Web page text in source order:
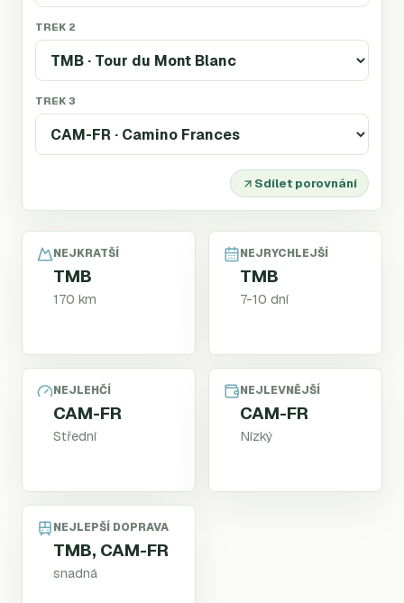
TREK 2
TREK 3
Sdílet porovnání
NEJKRATŠÍ
TMB
170 km
NEJRYCHLEJŠÍ
TMB
7-10 dní
NEJLEHČÍ
CAM-FR
Střední
NEJLEVNĚJŠÍ
CAM-FR
Nízký
NEJLEPŠÍ DOPRAVA
TMB, CAM-FR
snadná